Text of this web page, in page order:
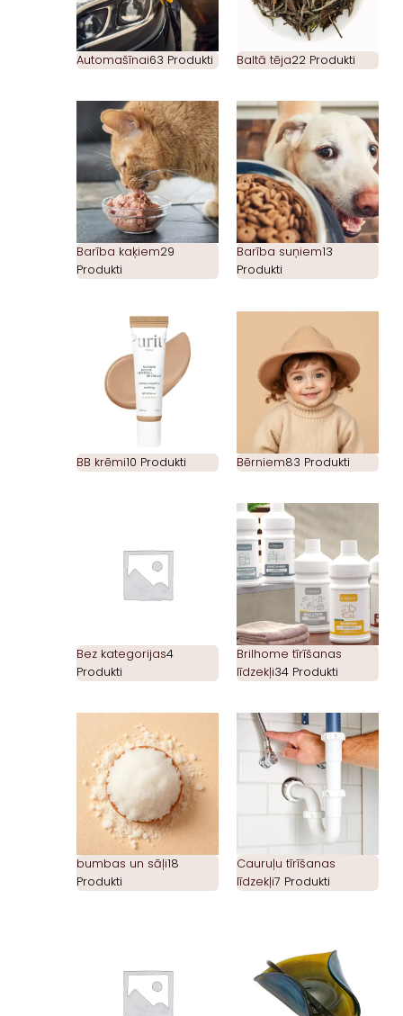
Automašīnai63 Produkti Baltā tēja22 Produkti
Barība kaķiem29
Produkti
Barība suņiem13
Produkti
BB krēmi10 Produkti Bērniem83 Produkti
Bez kategorijas4
Produkti
Brilhome tīrīšanas
līdzekļi34 Produkti
bumbas un sāļi18
Produkti
Cauruļu tīrīšanas
līdzekļi7 Produkti